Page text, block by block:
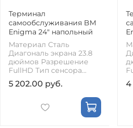
Терминал
самообслуживания BM
Enigma 24" напольный
Материал Сталь
Диагональ экрана 23.8
дюймов Разрешение
FullHD Тип сенсора...
5 202.00 руб. 4